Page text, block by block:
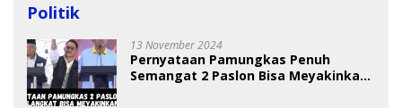
Politik
13 November 2024
Pernyataan Pamungkas Penuh
Semangat 2 Paslon Bisa Meyakinkan